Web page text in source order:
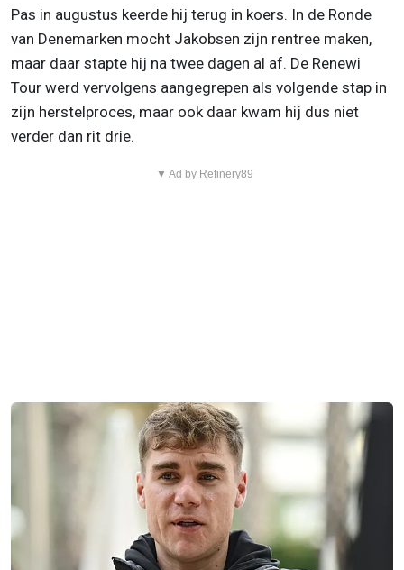
Pas in augustus keerde hij terug in koers. In de Ronde
van Denemarken mocht Jakobsen zijn rentree maken,
maar daar stapte hij na twee dagen al af. De Renewi
Tour werd vervolgens aangegrepen als volgende stap in
zijn herstelproces, maar ook daar kwam hij dus niet
verder dan rit drie.
▼ Ad by Refinery89